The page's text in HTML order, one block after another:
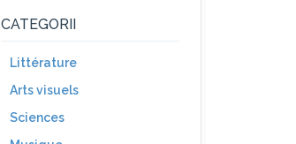
CATEGORII
Littérature
Arts visuels
Sciences